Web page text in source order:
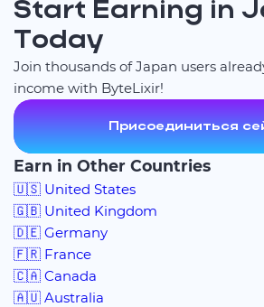
Start Earning in
Today
Join thousands of Japan users
income with ByteLixir!
Присоединиться
Earn in Other Countries
🇺🇸 United States
🇬🇧 United Kingdom
🇩🇪 Germany
🇫🇷 France
🇨🇦 Canada
🇦🇺 Australia